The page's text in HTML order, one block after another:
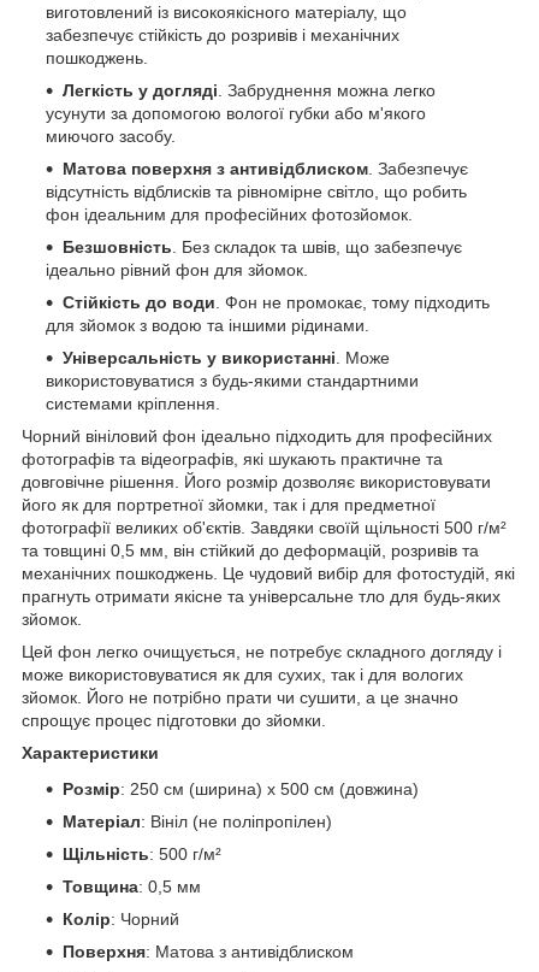
виготовлений із високоякісного матеріалу, що
забезпечує стійкість до розривів і механічних
пошкоджень.
Легкість у догляді . Забруднення можна легко
усунути за допомогою вологої губки або м'якого
миючого засобу.
Матова поверхня з антивідблиском . Забезпечує
відсутність відблисків та рівномірне світло, що робить
фон ідеальним для професійних фотозйомок.
Безшовність . Без складок та швів, що забезпечує
ідеально рівний фон для зйомок.
Стійкість до води . Фон не промокає, тому підходить
для зйомок з водою та іншими рідинами.
Універсальність у використанні . Може
використовуватися з будь-якими стандартними
системами кріплення.
Чорний вініловий фон ідеально підходить для професійних
фотографів та відеографів, які шукають практичне та
довговічне рішення. Його розмір дозволяє використовувати
його як для портретної зйомки, так і для предметної
фотографії великих об'єктів. Завдяки своїй щільності 500 г/м²
та товщині 0,5 мм, він стійкий до деформацій, розривів та
механічних пошкоджень. Це чудовий вибір для фотостудій, які
прагнуть отримати якісне та універсальне тло для будь-яких
зйомок.
Цей фон легко очищується, не потребує складного догляду і
може використовуватися як для сухих, так і для вологих
зйомок. Його не потрібно прати чи сушити, а це значно
спрощує процес підготовки до зйомки.
Характеристики
Розмір: 250 см (ширина) x 500 см (довжина)
Матеріал: Вініл (не поліпропілен)
Щільність: 500 г/м²
Товщина: 0,5 мм
Колір: Чорний
Поверхня: Матова з антивідблиском